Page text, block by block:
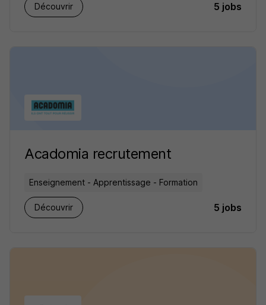
Découvrir 5 jobs
Acadomia recrutement
Enseignement - Apprentissage - Formation
Découvrir 5 jobs